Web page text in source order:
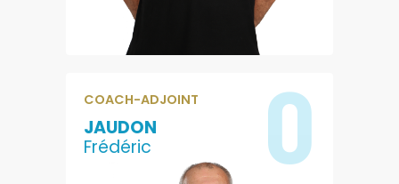
COACH-ADJOINT
JAUDON
Frédéric
0